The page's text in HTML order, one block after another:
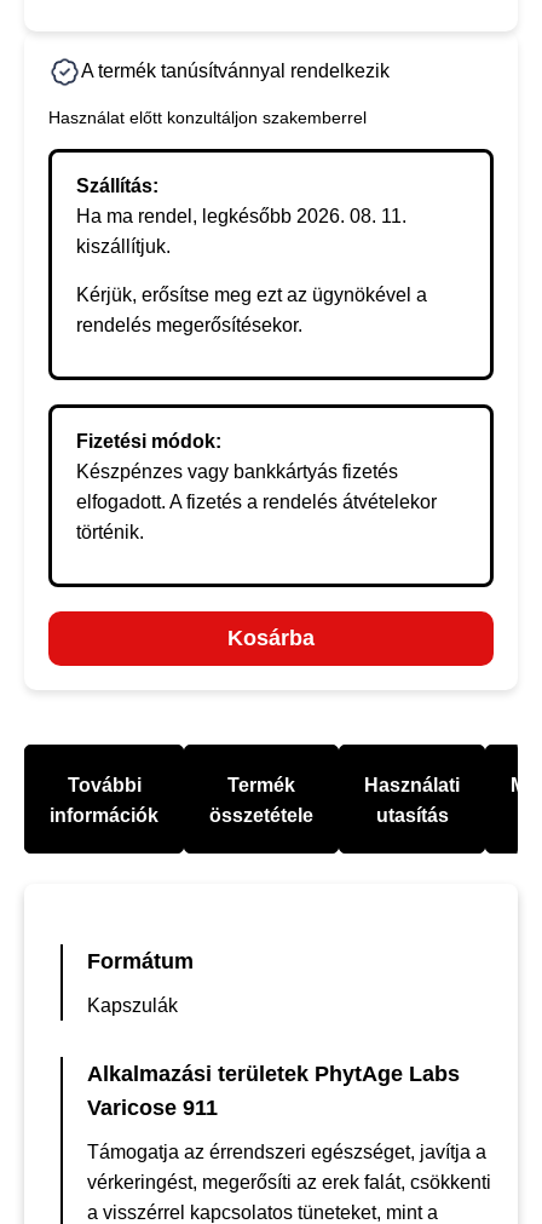
A termék tanúsítvánnyal rendelkezik
Használat előtt konzultáljon szakemberrel
Szállítás:
Ha ma rendel, legkésőbb 2026. 08. 11.
kiszállítjuk.
Kérjük, erősítse meg ezt az ügynökével a
rendelés megerősítésekor.
Fizetési módok:
Készpénzes vagy bankkártyás fizetés
elfogadott. A fizetés a rendelés átvételekor
történik.
Kosárba
További
információk
Termék
összetétele
Használati
utasítás
Formátum
Kapszulák
Alkalmazási területek PhytAge Labs
Varicose 911
Támogatja az érrendszeri egészséget, javítja a
vérkeringést, megerősíti az erek falát, csökkenti
a visszérrel kapcsolatos tüneteket, mint a